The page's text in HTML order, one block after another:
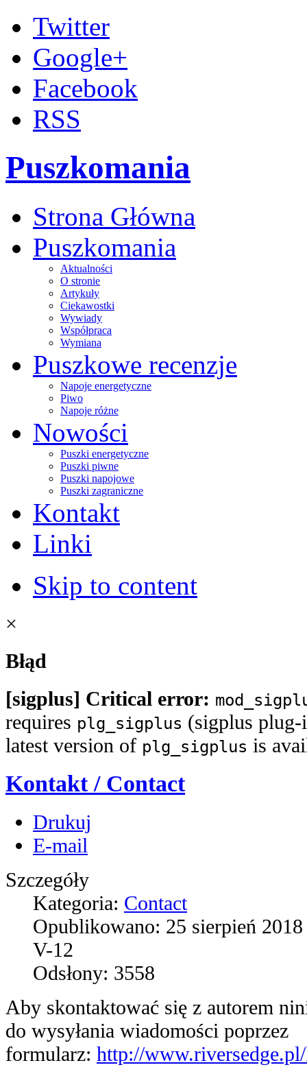
Twitter
Google+
Facebook
RSS
Puszkomania
Strona Główna
Puszkomania
Aktualności
O stronie
Artykuły
Ciekawostki
Wywiady
Współpraca
Wymiana
Puszkowe recenzje
Napoje energetyczne
Piwo
Napoje różne
Nowości
Puszki energetyczne
Puszki piwne
Puszki napojowe
Puszki zagraniczne
Kontakt
Linki
Skip to content
×
Błąd
[sigplus] Critical error:
requires plg_sigplus (sigplus
latest version of plg_sigplus is
Kontakt / Contact
Drukuj
E-mail
Szczegóły
Kategoria: Contact
Opublikowano: 25 sierpień 2018
V-12
Odsłony: 3558
Aby skontaktować się z autorem
do wysyłania wiadomości poprzez
formularz: http://